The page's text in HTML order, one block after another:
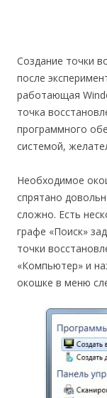
Создание точки
после
работающая
точка
программного
системой,
Необходимое
спрятано
сложно. Есть
графе «Поиск»
точки
«Компьютер» и
окошке в меню